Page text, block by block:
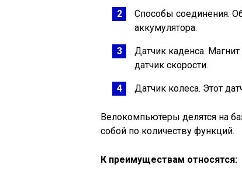
Способы соединения.
аккумулятора.
Датчик каденса.
датчик скорости.
Датчик колеса. Этот
Велокомпьютеры делятся на
собой по количеству функций.
К преимуществам относятся: